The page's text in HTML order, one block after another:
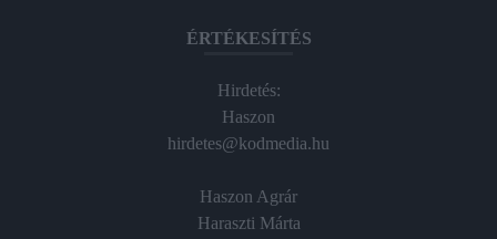
ÉRTÉKESÍTÉS
Hirdetés:
Haszon
hirdetes@kodmedia.hu
Haszon Agrár
Haraszti Márta